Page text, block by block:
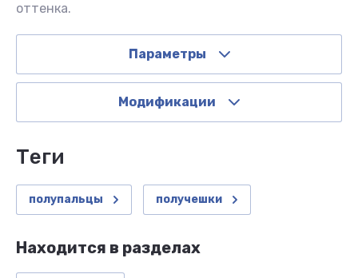
оттенка.
Параметры
Модификации
теги
полупальцы получешки
Находится в разделах